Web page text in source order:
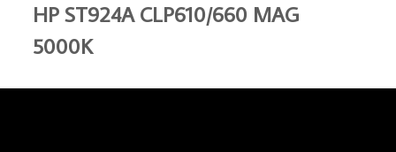
HP ST924A CLP610/660 MAG
5000K